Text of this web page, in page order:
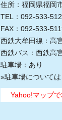
住所：福岡県福岡
TEL：092-533-
FAX：092-533-
西鉄大牟田線：高
西鉄バス：西鉄高
駐車場：あり
»駐車場について
Yahoo!マップ